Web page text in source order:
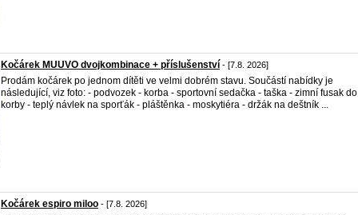
Kočárek MUUVO dvojkombinace + příslušenství - [7.8. 2026]
Prodám kočárek po jednom dítěti ve velmi dobrém stavu. Součástí nabídky je
následující, viz foto: - podvozek - korba - sportovní sedačka - taška - zimní fusak do
korby - teplý návlek na sporťák - pláštěnka - moskytiéra - držák na deštník ...
Kočárek espiro miloo - [7.8. 2026]